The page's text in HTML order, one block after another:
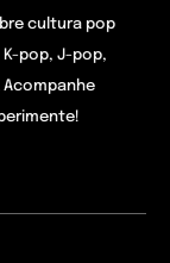
cultura pop
K-pop, J-pop,
Acompanhe